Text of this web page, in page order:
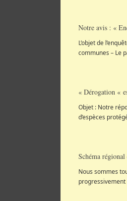
Notre avis : «
L’objet de
communes – Le
« Dérogation «
Objet : Notre
d’espèces
Schéma
Nous sommes
progressivement